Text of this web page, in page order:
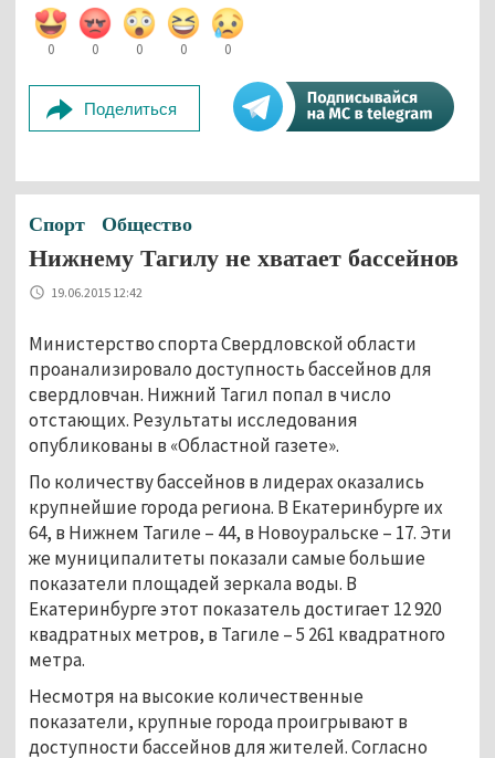
0 0 0 0 0
Поделиться
Спорт Общество
Нижнему Тагилу не хватает бассейнов
19.06.2015 12:42
Министерство спорта Свердловской области
проанализировало доступность бассейнов для
свердловчан. Нижний Тагил попал в число
отстающих. Результаты исследования
опубликованы в «Областной газете».
По количеству бассейнов в лидерах оказались
крупнейшие города региона. В Екатеринбурге их
64, в Нижнем Тагиле – 44, в Новоуральске – 17. Эти
же муниципалитеты показали самые большие
показатели площадей зеркала воды. В
Екатеринбурге этот показатель достигает 12 920
квадратных метров, в Тагиле – 5 261 квадратного
метра.
Несмотря на высокие количественные
показатели, крупные города проигрывают в
доступности бассейнов для жителей. Согласно